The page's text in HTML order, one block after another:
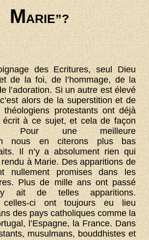
MARIE”?
des Ecritures, seul Dieu
de la foi, de l’hommage, de la
l’adoration. Si un autre est élevé
alors de la superstition et de
théologiens protestants ont déjà
écrit à ce sujet, et cela de façon
Pour une meilleure
nous en citerons plus bas
Il n’y a absolument rien qui
à Marie. Des apparitions de
nullement promises dans les
Plus de mille ans ont passé
ait de telles apparitions.
celles-ci ont toujours eu lieu
des pays catholiques comme la
l’Espagne, la France. Dans
musulmans, bouddhistes et